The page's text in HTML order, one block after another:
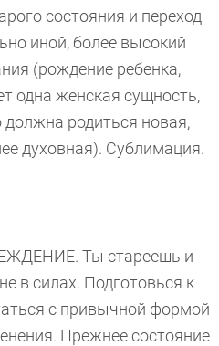
состояния и переход
иной, более высокий
(рождение ребенка,
одна женская сущность,
должна родиться новая,
духовная). Сублимация.
Ты стареешь и
в силах. Подготовься к
с привычной формой
Прежнее состояние